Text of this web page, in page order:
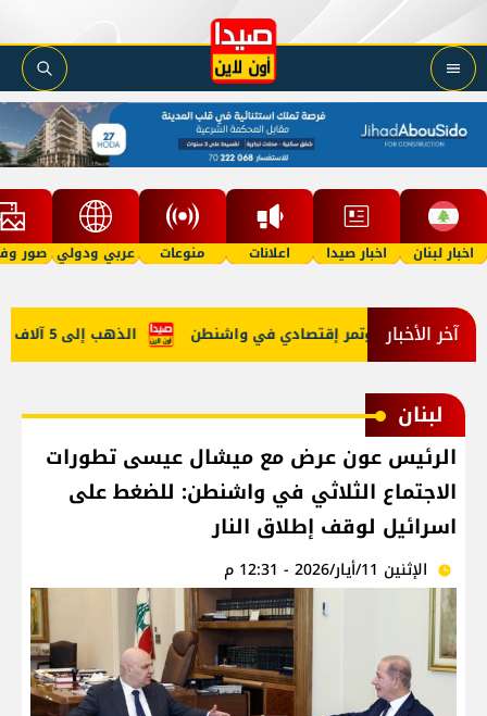
اخبار لبنان اخبار صيدا اعلانات منوعات عربي ودولي صور
آخر الأخبار الذهب إلى 5 آلاف دولار في 2027؟ في روما ومُؤتمر إقتصادي في واشنطن
لبنان
الرئيس عون عرض مع ميشال عيسى تطورات
الاجتماع الثلاثي في واشنطن: للضغط على
اسرائيل لوقف إطلاق النار
الإثنين 11/أيار/2026 - 12:31 م